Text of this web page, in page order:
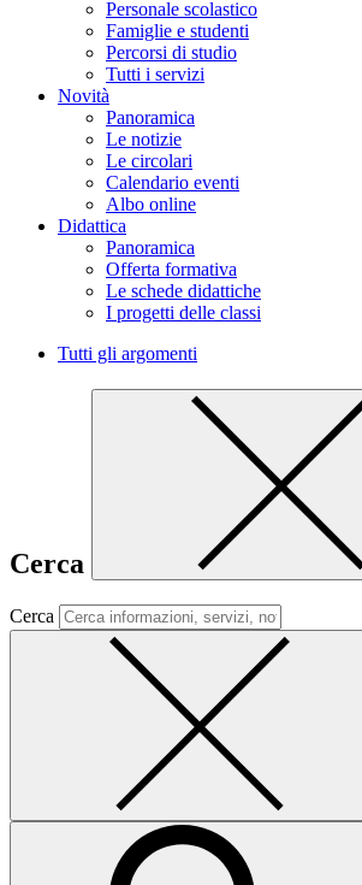
Personale scolastico
Famiglie e studenti
Percorsi di studio
Tutti i servizi
Novità
Panoramica
Le notizie
Le circolari
Calendario eventi
Albo online
Didattica
Panoramica
Offerta formativa
Le schede didattiche
I progetti delle classi
Tutti gli argomenti
Cerca
Cerca